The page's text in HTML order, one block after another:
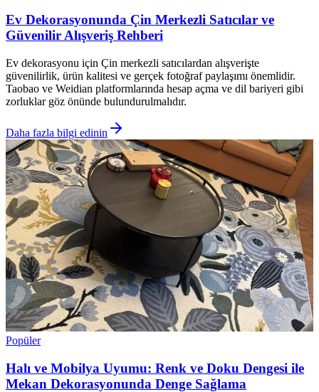
Ev Dekorasyonunda Çin Merkezli Satıcılar ve
Güvenilir Alışveriş Rehberi
Ev dekorasyonu için Çin merkezli satıcılardan alışverişte
güvenilirlik, ürün kalitesi ve gerçek fotoğraf paylaşımı önemlidir.
Taobao ve Weidian platformlarında hesap açma ve dil bariyeri gibi
zorluklar göz önünde bulundurulmalıdır.
Daha fazla bilgi edinin
Popüler
Halı ve Mobilya Uyumu: Renk ve Doku Dengesi ile
Mekan Dekorasyonunda Denge Sağlama